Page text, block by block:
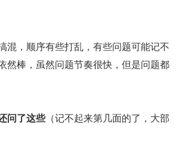
混，顺序有些打乱，有些问题可能记不
然棒，虽然问题节奏很快，但是问题都
问了这些（记不起来第几面的了，大部